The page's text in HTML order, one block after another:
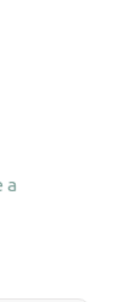
a